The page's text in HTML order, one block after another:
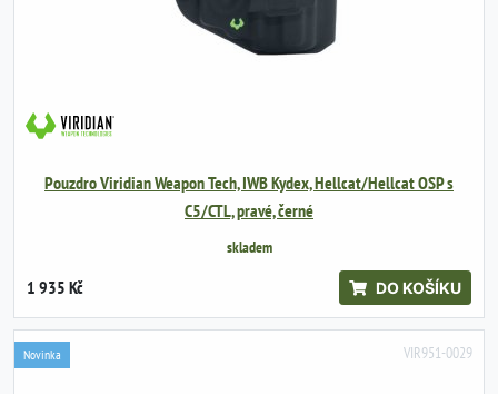
Pouzdro Viridian Weapon Tech, IWB Kydex, Hellcat/Hellcat OSP s
C5/CTL, pravé, černé
skladem
1 935 Kč DO KOŠÍKU
VIR951-0029
Novinka